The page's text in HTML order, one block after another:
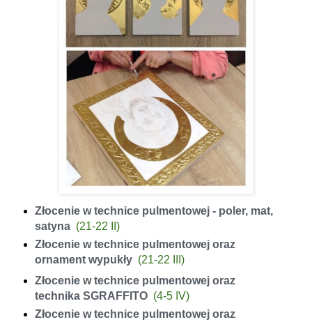
Złocenie w technice pulmentowej - poler, mat,
satyna (21-22 II)
Złocenie w technice pulmentowej oraz
ornament wypukły (21-22 III)
Złocenie w technice pulmentowej oraz
technika SGRAFFITO (4-5 IV)
Złocenie w technice pulmentowej oraz